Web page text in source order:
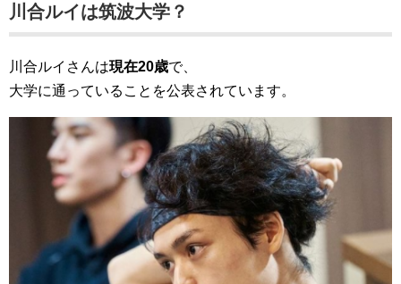
川合ルイは筑波大学？
川合ルイさんは現在20歳で、
大学に通っていることを公表されています。